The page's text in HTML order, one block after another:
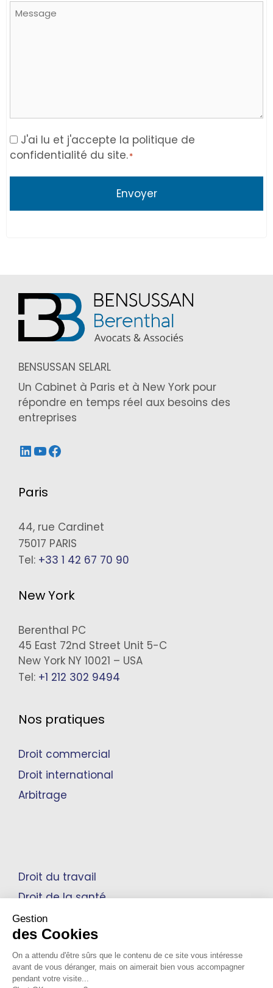
Message
Consent
*
J'ai lu et j'accepte la politique de
confidentialité du site.*
BENSUSSAN SELARL
Un Cabinet à Paris et à New York pour
répondre en temps réel aux besoins des
entreprises
LinkedIn
YouTube
Facebook
Paris
44, rue Cardinet
75017 PARIS
Tel: +33 1 42 67 70 90
New York
Berenthal PC
45 East 72nd Street Unit 5-C
New York NY 10021 – USA
Tel: +1 212 302 9494
Nos pratiques
Droit commercial
Droit international
Arbitrage
Droit du travail
Droit de la santé
Propriété intellectuelle
Gestion
des Cookies
On a attendu d'être sûrs que le contenu de ce site vous intéresse
avant de vous déranger, mais on aimerait bien vous accompagner
pendant votre visite...